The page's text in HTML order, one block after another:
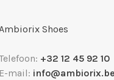
Shoes
+32 12 45 92 10
E-mail: info@ambiorix.be